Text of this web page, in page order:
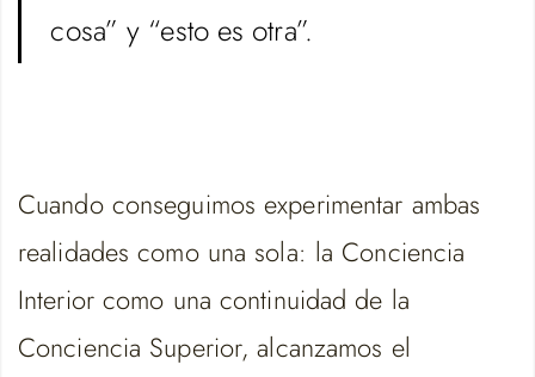
cosa” y “esto es otra”.
Cuando conseguimos experimentar ambas
realidades como una sola: la Conciencia
Interior como una continuidad de la
Conciencia Superior, alcanzamos el